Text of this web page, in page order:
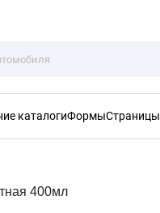
каталогиФормыСтраницы
400мл